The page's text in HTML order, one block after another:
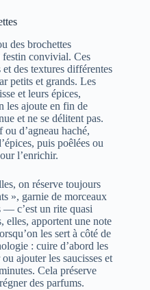
des brochettes
festin convivial. Ces
et des textures différentes
petits et grands. Les
et leurs épices,
les ajoute en fin de
et ne se délitent pas.
d’agneau haché,
puis poêlées ou
l’enrichir.
on réserve toujours
», garnie de morceaux
— c’est un rite quasi
elles, apportent une note
les sert à côté de
: cuire d’abord les
ajouter les saucisses et
Cela préserve
des parfums.